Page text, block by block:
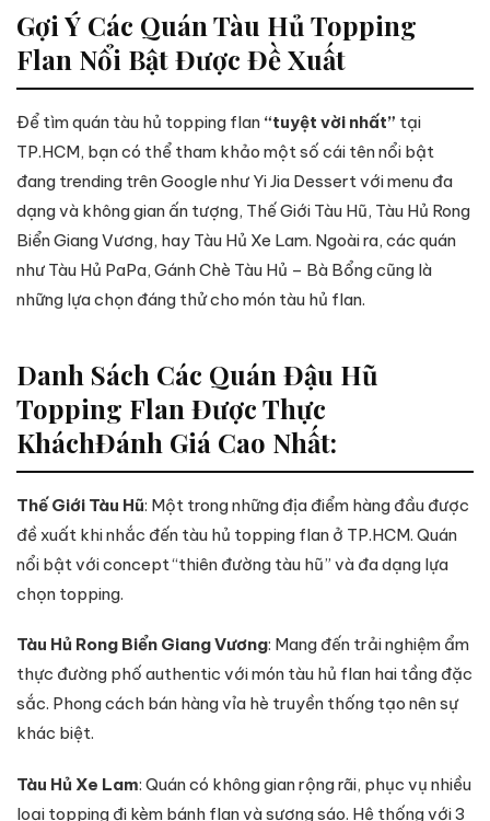
Gợi Ý Các Quán Tàu Hủ Topping
Flan Nổi Bật Được Đề Xuất
Để tìm quán tàu hủ topping flan “tuyệt vời nhất” tại
TP.HCM, bạn có thể tham khảo một số cái tên nổi bật
đang trending trên Google như Yi Jia Dessert với menu đa
dạng và không gian ấn tượng, Thế Giới Tàu Hũ, Tàu Hủ Rong
Biển Giang Vương, hay Tàu Hủ Xe Lam. Ngoài ra, các quán
như Tàu Hủ PaPa, Gánh Chè Tàu Hủ – Bà Bổng cũng là
những lựa chọn đáng thử cho món tàu hủ flan.
Danh Sách Các Quán Đậu Hũ
Topping Flan Được Thực
KháchĐánh Giá Cao Nhất:
Thế Giới Tàu Hũ: Một trong những địa điểm hàng đầu được
đề xuất khi nhắc đến tàu hủ topping flan ở TP.HCM. Quán
nổi bật với concept “thiên đường tàu hũ” và đa dạng lựa
chọn topping.
Tàu Hủ Rong Biển Giang Vương: Mang đến trải nghiệm ẩm
thực đường phố authentic với món tàu hủ flan hai tầng đặc
sắc. Phong cách bán hàng vỉa hè truyền thống tạo nên sự
khác biệt.
Tàu Hủ Xe Lam: Quán có không gian rộng rãi, phục vụ nhiều
loại topping đi kèm bánh flan và sương sáo. Hệ thống với 3